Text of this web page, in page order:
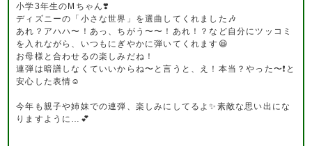
小学3年生のMちゃん❣️
ディズニーの「小さな世界」を選曲してくれました🎶
あれ？アハハ〜！あっ、ちがう〜〜！あれ！？など自分にツッコミ
を入れながら、いつもにぎやかに弾いてくれます😆
お母様と合わせるの楽しみだね！
連弾は暗譜しなくていいからね〜と言うと、え！本当？やった〜❗️と
安心した表情☺️
今年も親子や姉妹での連弾、楽しみにしてるよ✨素敵な思い出にな
りますように…💕